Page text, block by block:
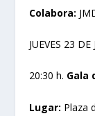
Colabora:
JUEVES 23 DE
20:30 h. Gala
Lugar: Plaza